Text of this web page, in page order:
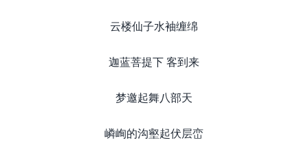
云楼仙子水袖缠绵
迦蓝菩提下 客到来
梦邀起舞八部天
嶙峋的沟壑起伏层峦